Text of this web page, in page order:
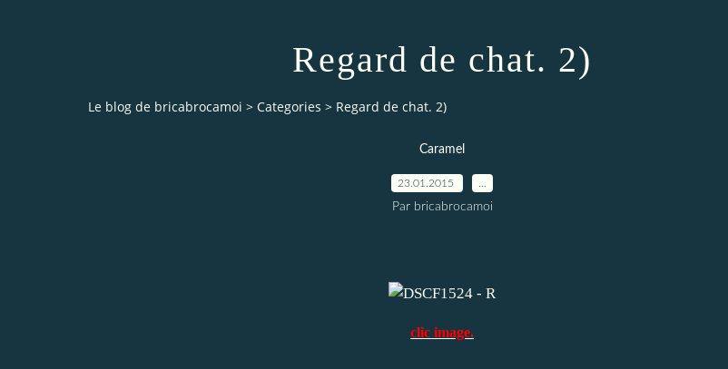
Regard de chat. 2)
Le blog de bricabrocamoi > Categories > Regard de chat. 2)
Caramel
23.01.2015
Par bricabrocamoi
clic image.